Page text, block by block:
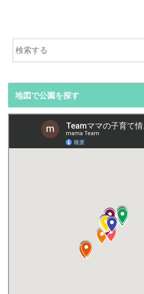
地図で公園を探す